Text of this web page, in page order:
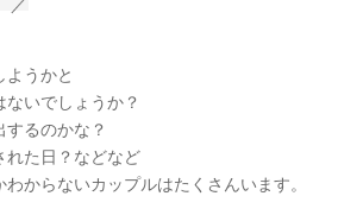
ようかと
いでしょうか？
るのかな？
れた日？などなど
からないカップルはたくさんいます。